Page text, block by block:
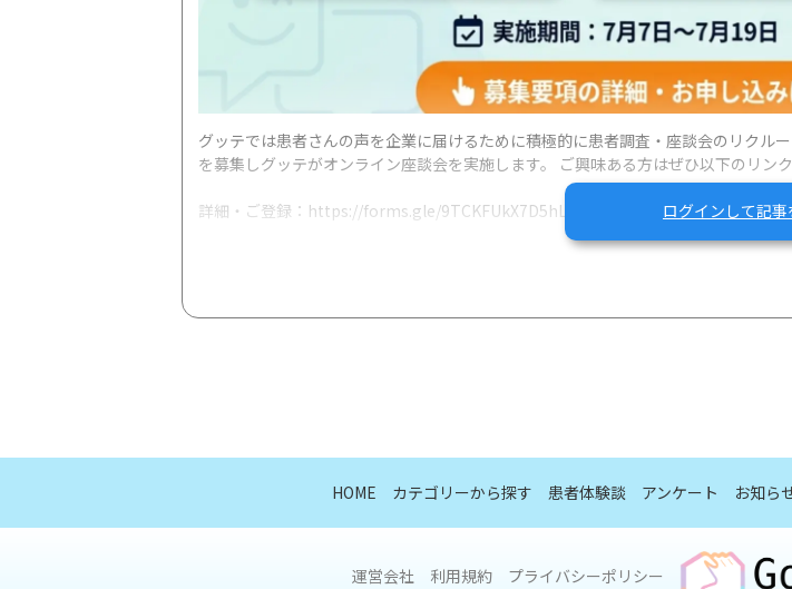
グッテでは患者さんの声を企業に届けるために積極的に患者調査・座談会のリクル
を募集しグッテがオンライン座談会を実施します。 ご興味ある方はぜひ以下のリン
詳細・ご登録：https://forms.gle/9TCKFUkX7D5hLczc6 ログインして記
HOME カテゴリーから探す 患者体験談 アンケート お知ら
運営会社 利用規約 プライバシーポリシー